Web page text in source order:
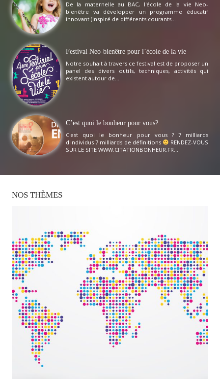
De la maternelle au BAC, l'école de la vie Neo-
bienêtre va développer un programme éducatif
innovant (inspiré de différents courants...
Festival Neo-bienêtre pour l’école de la vie
Notre souhait à travers ce festival est de proposer un
panel des divers outils, techniques, activités qui
existent autour de...
C’est quoi le bonheur pour vous?
C'est quoi le bonheur pour vous ? 7 milliards
d'individus 7 milliards de définitions
RENDEZ-VOUS
SUR LE SITE WWW.CITATIONBONHEUR.FR...
NOS THÈMES